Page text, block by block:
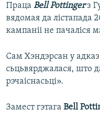
Праца Bell Pottingerз
вядомая да лістапада
кампаніі не пачаліся
Сам Хэндэрсан у адказ
сьцьвярджалася, што
рэчаіснасьці».
Замест гэтага Bell